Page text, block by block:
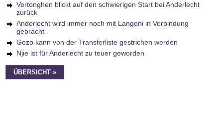
Vertonghen blickt auf den schwierigen Start bei Anderlecht
zurück
Anderlecht wird immer noch mit Langoni in Verbindung
gebracht
Gozo kann von der Transferliste gestrichen werden
Njie ist für Anderlecht zu teuer geworden
ÜBERSICHT »